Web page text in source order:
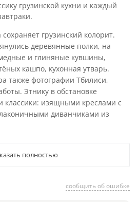
грузинской кухни и каждый
грузинский колорит.
деревянные полки, на
и глиняные кувшины,
кашпо, кухонная утварь.
также фотографии Тбилиси,
Этнику в обстановке
классики: изящными креслами с
диванчиками из
полностью
сообщить об ошибке